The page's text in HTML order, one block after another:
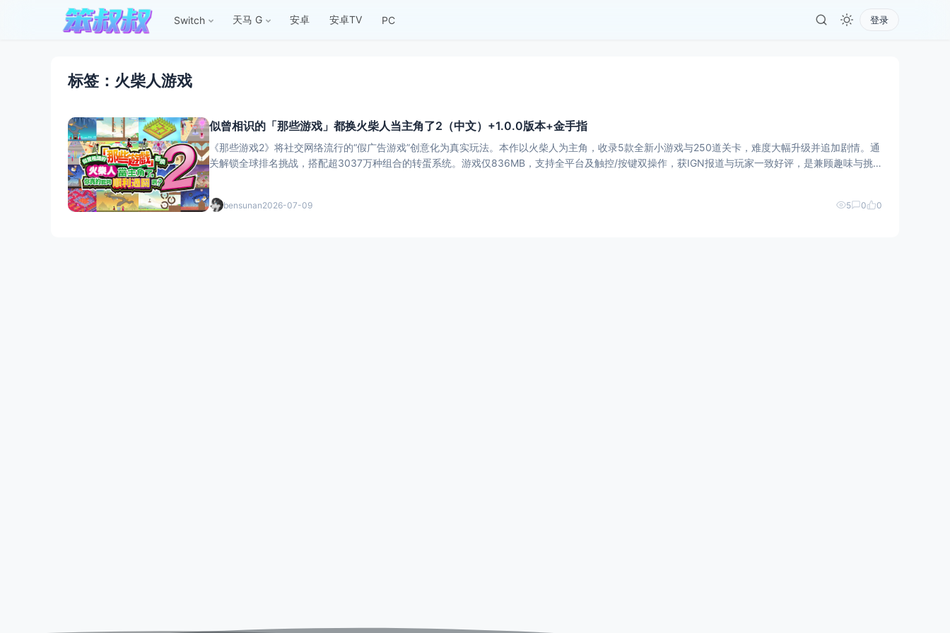
Switch 天马 G 安卓 安卓TV PC 登录
标签：火柴人游戏
似曾相识的「那些游戏」都换火柴人当主角了2（中文）+1.0.0版本+金手指
《那些游戏2》将社交网络流行的“假广告游戏”创意化为真实玩法。本作以火柴人为主角，收录5款全新小游戏与250道关卡，难度大幅升级并追加剧情。通
关解锁全球排名挑战，搭配超3037万种组合的转蛋系统。游戏仅836MB，支持全平台及触控/按键双操作，获IGN报道与玩家一致好评，是兼顾趣味与挑
bensunan2026-07-09 5 0 0